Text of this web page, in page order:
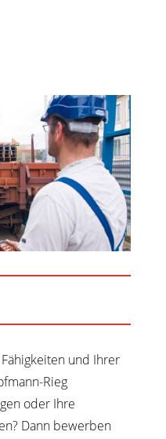
und Ihrer
Rieg
oder Ihre
Dann bewerben